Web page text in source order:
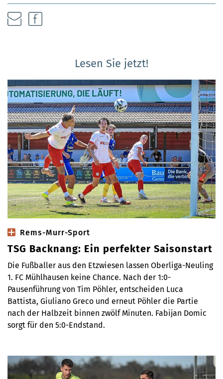
Lesen Sie jetzt!
Rems-Murr-Sport
TSG Backnang: Ein perfekter Saisonstart
Die Fußballer aus den Etzwiesen lassen Oberliga-Neuling
1. FC Mühlhausen keine Chance. Nach der 1:0-
Pausenführung von Tim Pöhler, entscheiden Luca
Battista, Giuliano Greco und erneut Pöhler die Partie
nach der Halbzeit binnen zwölf Minuten. Fabijan Domic
sorgt für den 5:0-Endstand.